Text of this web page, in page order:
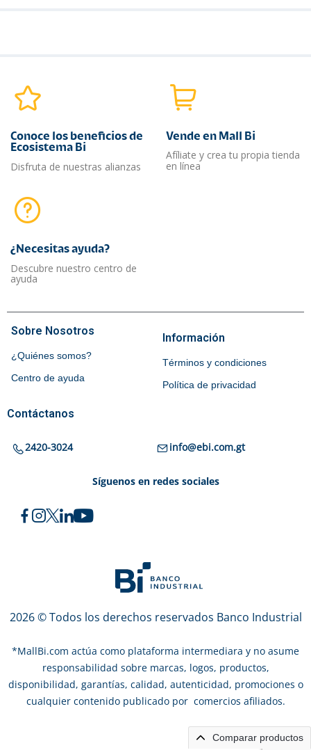
Conoce los beneficios de
Ecosistema Bi
Disfruta de nuestras alianzas
Vende en Mall Bi
Afíliate y crea tu propia tienda
en línea
¿Necesitas ayuda?​
Descubre nuestro centro de
ayuda
Sobre Nosotros
¿Quiénes somos?
Centro de ayuda
Información
Términos y condiciones
Política de privacidad
Contáctanos
2420-3024 info@ebi.com.gt
Síguenos en redes sociales
2026 © Todos los derechos reservados Banco Industrial
*MallBi.com actúa como plataforma intermediara y no asume
responsabilidad sobre marcas, logos, productos,
disponibilidad, garantías, calidad, autenticidad, promociones o
cualquier contenido publicado por comercios afiliados.
Comparar productos